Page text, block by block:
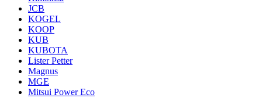
JCB
KOGEL
KOOP
KUB
KUBOTA
Lister Petter
Magnus
MGE
Mitsui Power Eco